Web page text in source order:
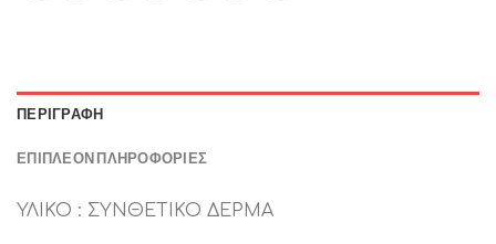
ΠΕΡΙΓΡΑΦΉ
ΕΠΙΠΛΈΟΝ ΠΛΗΡΟΦΟΡΊΕΣ
ΥΛΙΚΟ : ΣΥΝΘΕΤΙΚΟ ΔΕΡΜΑ